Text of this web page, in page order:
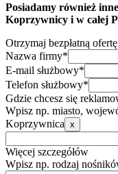
Posiadamy również
Koprzywnicy i w całej
Otrzymaj bezpłatną
Nazwa firmy*
E-mail służbowy*
Telefon służbowy*
Gdzie chcesz się
Wpisz np. miasto,
Koprzywnica x
Więcej szczegółów
Wpisz np. rodzaj